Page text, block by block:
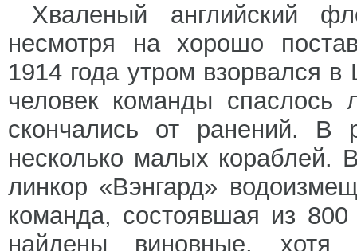
Хваленый английский
несмотря на хорошо
1914 года утром взорвался
человек команды
скончались от ранений. В
несколько малых кораблей.
линкор «Вэнгард»
команда, состоявшая из
найдены виновные, хотя